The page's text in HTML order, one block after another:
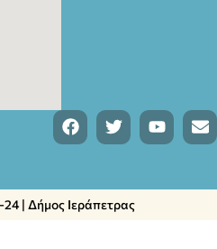
| Δήμος Ιεράπετρας